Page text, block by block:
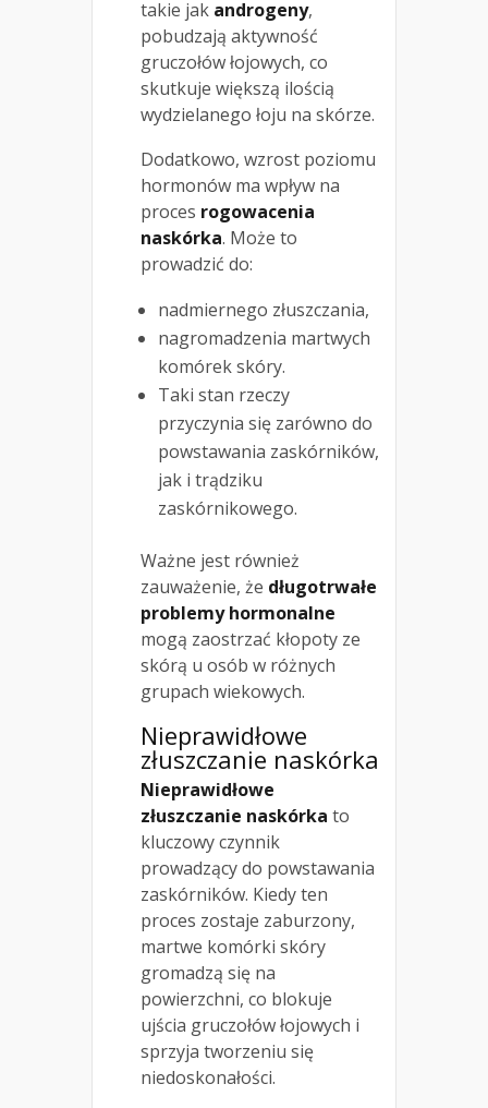
takie jak androgeny,
pobudzają aktywność
gruczołów łojowych, co
skutkuje większą ilością
wydzielanego łoju na skórze.
Dodatkowo, wzrost poziomu
hormonów ma wpływ na
proces rogowacenia
naskórka. Może to
prowadzić do:
nadmiernego złuszczania,
nagromadzenia martwych
komórek skóry.
Taki stan rzeczy
przyczynia się zarówno do
powstawania zaskórników,
jak i trądziku
zaskórnikowego.
Ważne jest również
zauważenie, że długotrwałe
problemy hormonalne
mogą zaostrzać kłopoty ze
skórą u osób w różnych
grupach wiekowych.
Nieprawidłowe
złuszczanie naskórka
Nieprawidłowe
złuszczanie naskórka to
kluczowy czynnik
prowadzący do powstawania
zaskórników. Kiedy ten
proces zostaje zaburzony,
martwe komórki skóry
gromadzą się na
powierzchni, co blokuje
ujścia gruczołów łojowych i
sprzyja tworzeniu się
niedoskonałości.